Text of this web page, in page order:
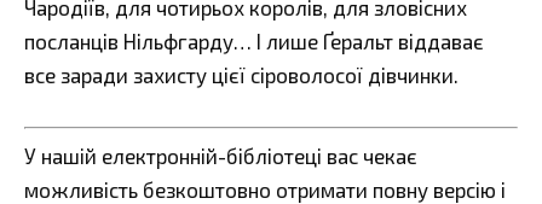
Чародіїв, для чотирьох королів, для зловісних
посланців Нільфгарду… І лише Ґеральт віддаває
все заради захисту цієї сіроволосої дівчинки.
У нашій електронній-бібліотеці вас чекає
можливість безкоштовно отримати повну версію і